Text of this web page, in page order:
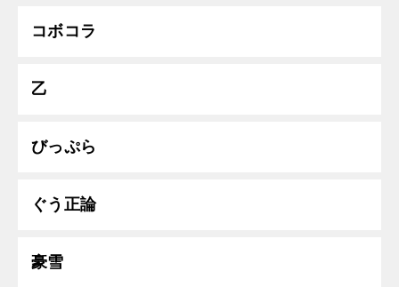
コボコラ
乙
びっぷら
ぐう正論
豪雪